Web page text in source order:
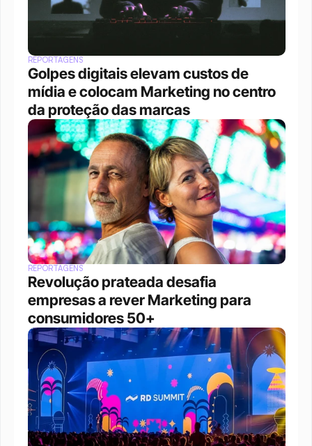
REPORTAGENS
Golpes digitais elevam custos de
mídia e colocam Marketing no centro
da proteção das marcas
REPORTAGENS
Revolução prateada desafia
empresas a rever Marketing para
consumidores 50+